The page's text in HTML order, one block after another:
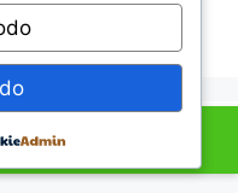
Hello world!
conGeneratePress
Ahora por WhatsApp